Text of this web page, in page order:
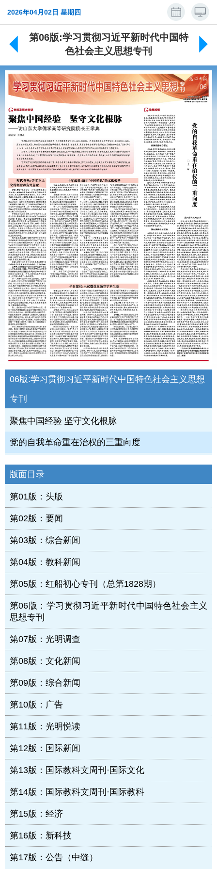
2026年04月02日 星期四
第06版:学习贯彻习近平新时代中国特
色社会主义思想专刊
06版:学习贯彻习近平新时代中国特色社会主义思想
专刊
聚焦中国经验 坚守文化根脉
党的自我革命重在治权的三重向度
版面目录
第01版：头版
第02版：要闻
第03版：综合新闻
第04版：教科新闻
第05版：红船初心专刊（总第1828期）
第06版：学习贯彻习近平新时代中国特色社会主义
思想专刊
第07版：光明调查
第08版：文化新闻
第09版：综合新闻
第10版：广告
第11版：光明悦读
第12版：国际新闻
第13版：国际教科文周刊·国际文化
第14版：国际教科文周刊·国际教科
第15版：经济
第16版：新科技
第17版：公告（中缝）